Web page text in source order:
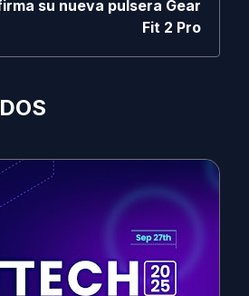
su nueva pulsera Gear
Fit 2 Pro